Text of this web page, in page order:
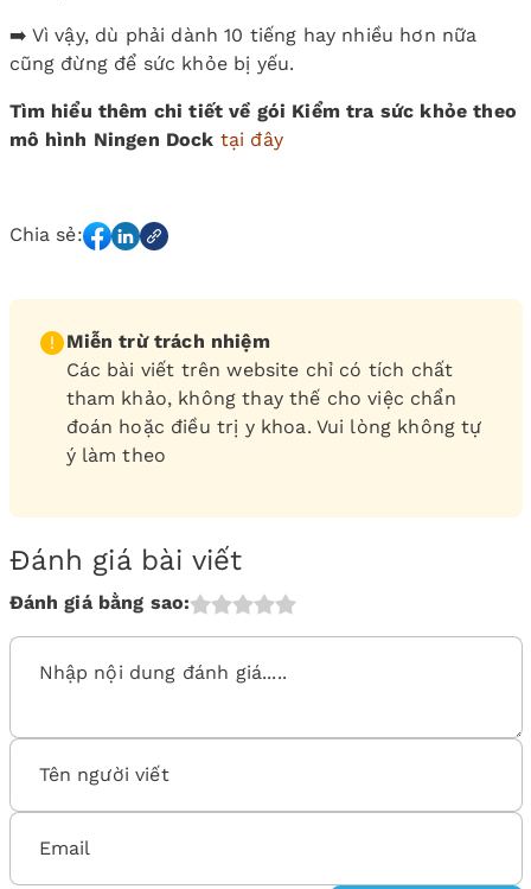
➡️ Vì vậy, dù phải dành 10 tiếng hay nhiều hơn nữa
cũng đừng để sức khỏe bị yếu.
Tìm hiểu thêm chi tiết về gói Kiểm tra sức khỏe theo
mô hình Ningen Dock tại đây
Chia sẻ:
Miễn trừ trách nhiệm
Các bài viết trên website chỉ có tích chất
tham khảo, không thay thế cho việc chẩn
đoán hoặc điều trị y khoa. Vui lòng không tự
ý làm theo
Đánh giá bài viết
Đánh giá bằng sao: